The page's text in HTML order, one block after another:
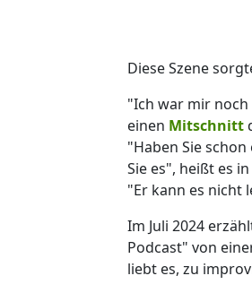
Diese Szene
"Ich war mir noch
einen Mitschnitt
"Haben Sie
Sie es", heißt es
"Er kann es nicht
Im Juli 2024
Podcast" von
liebt es, zu